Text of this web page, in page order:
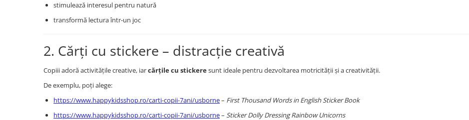
stimulează interesul pentru natură
transformă lectura într-un joc
2. Cărți cu stickere – distracție creativă
Copiii adoră activitățile creative, iarcărțile cu stickeresunt ideale pentru dezvoltarea motricității și a creativității.
De exemplu, poți alege:
https://www.happykidsshop.ro/carti-copii-7ani/usborne– First Thousand Words in English Sticker Book
https://www.happykidsshop.ro/carti-copii-7ani/usborne– Sticker Dolly Dressing Rainbow Unicorns